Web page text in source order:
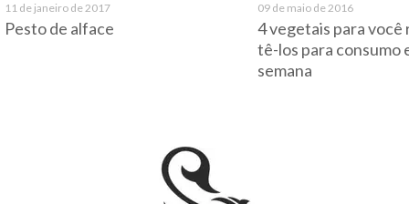
11 de janeiro de 2017
Pesto de alface
09 de maio de 2016
4 vegetais para
tê-los para consumo
semana